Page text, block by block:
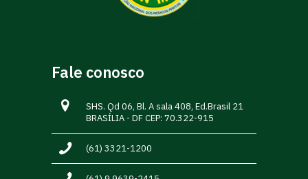
Fale conosco
SHS. Qd 06, Bl. A sala 408, Ed.Brasil 21
BRASÍLIA - DF CEP: 70.322-915
(61) 3321-1200